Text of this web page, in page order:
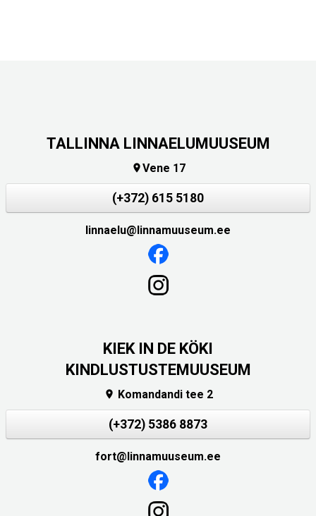
TALLINNA LINNAELUMUUSEUM
Vene 17
(+372) 615 5180
linnaelu@linnamuuseum.ee
KIEK IN DE KÖKI
KINDLUSTUSTEMUUSEUM
 Komandandi tee 2
(+372) 5386 8873
fort@linnamuuseum.ee